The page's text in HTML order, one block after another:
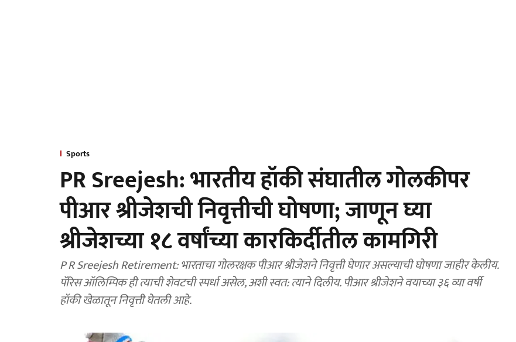
Sports
PR Sreejesh: भारतीय हॉकी संघातील गोलकीपर
पीआर श्रीजेशची निवृत्तीची घोषणा; जाणून घ्या
श्रीजेशच्या १८ वर्षांच्या कारकिर्दीतील कामगिरी
P R Sreejesh Retirement: भारताचा गोलरक्षक पीआर श्रीजेशने निवृत्ती घेणार असल्याची घोषणा जाहीर केलीय.
पॅरिस ऑलिम्पिक ही त्याची शेवटची स्पर्धा असेल, अशी स्वत: त्याने दिलीय. पीआर श्रीजेशने वयाच्या ३६ व्या वर्षी
हॉकी खेळातून निवृत्ती घेतली आहे.